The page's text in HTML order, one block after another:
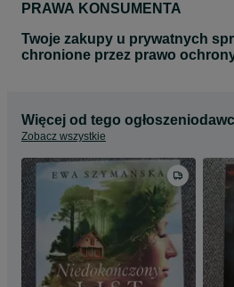
PRAWA KONSUMENTA
Twoje zakupy u prywatnych
chronione przez prawo
Więcej od tego
Zobacz wszystkie